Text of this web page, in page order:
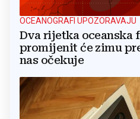
OCEANOGRAFI UPOZORAVAJU
Dva rijetka oceanska
promijenit će zimu
nas očekuje